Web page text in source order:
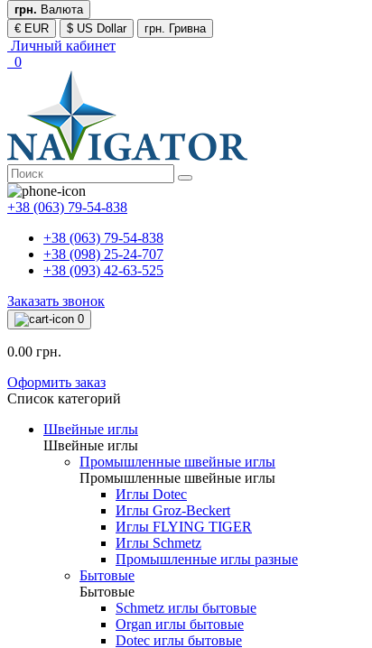
грн. Валюта
€ EUR
$ US Dollar грн. Гривна
Личный кабинет
0
+38 (063) 79-54-838
+38 (063) 79-54-838
+38 (098) 25-24-707
+38 (093) 42-63-525
Заказать звонок
0
0.00 грн.
Оформить заказ
Список категорий
Швейные иглы
Швейные иглы
Промышленные швейные иглы
Промышленные швейные иглы
Иглы Dotec
Иглы Groz-Beckert
Иглы FLYING TIGER
Иглы Schmetz
Промышленные иглы разные
Бытовые
Бытовые
Schmetz иглы бытовые
Organ иглы бытовые
Dotec иглы бытовые